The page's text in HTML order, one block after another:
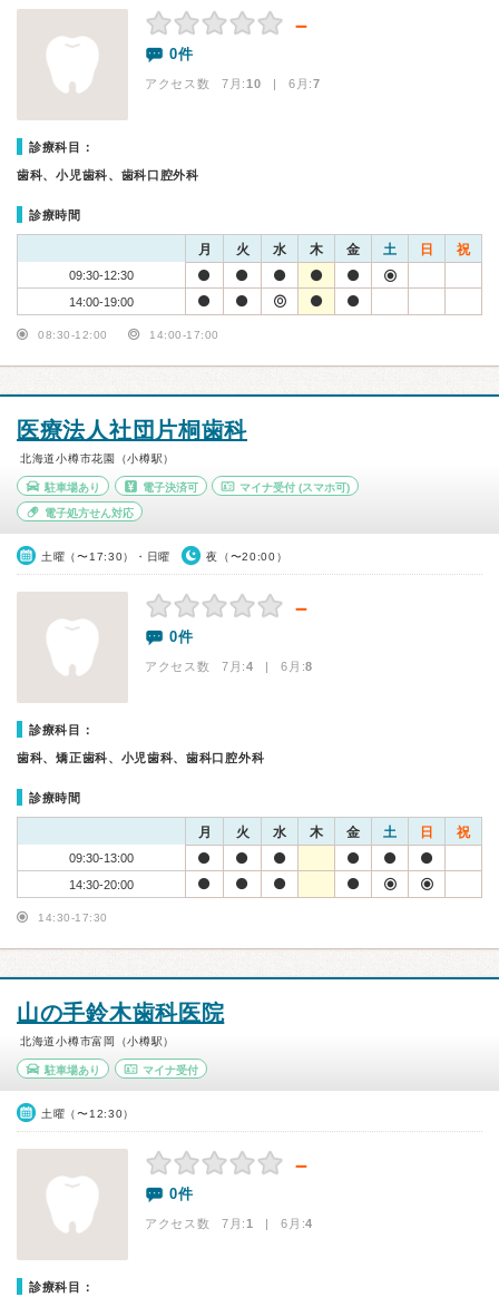
－
0件
アクセス数 7月:10 | 6月:7
診療科目：
歯科、小児歯科、歯科口腔外科
診療時間
月 火 水 木 金 土 日 祝
09:30-12:30
14:00-19:00
08:30-12:00 14:00-17:00
医療法人社団片桐歯科
北海道小樽市花園（小樽駅）
駐車場あり 電子決済可 マイナ受付 (スマホ可)
電子処方せん対応
土曜（〜17:30）・日曜 夜（〜20:00）
－
0件
アクセス数 7月:4 | 6月:8
診療科目：
歯科、矯正歯科、小児歯科、歯科口腔外科
診療時間
月 火 水 木 金 土 日 祝
09:30-13:00
14:30-20:00
14:30-17:30
山の手鈴木歯科医院
北海道小樽市富岡（小樽駅）
駐車場あり マイナ受付
土曜（〜12:30）
－
0件
アクセス数 7月:1 | 6月:4
診療科目：